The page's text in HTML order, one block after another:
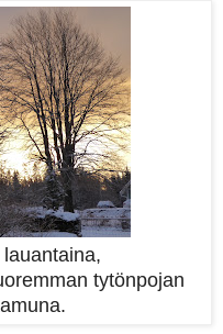
tytönpojan